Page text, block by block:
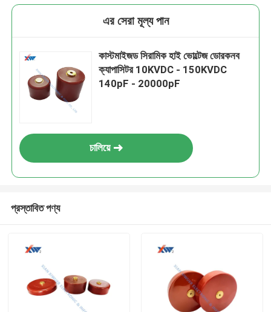
এর সেরা মূল্য পান
কাস্টমাইজড সিরামিক হাই ভোল্টেজ ডোরকনব
ক্যাপাসিটর 10KVDC - 150KVDC
140pF - 20000pF
চালিয়ে
প্রস্তাবিত পণ্য